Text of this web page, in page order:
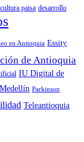
cultura paisa desarrollo
en Antioquia Essity
de Antioquia
IU Digital de
Parkinson
Teleantioquia